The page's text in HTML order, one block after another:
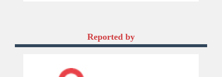
Reported by